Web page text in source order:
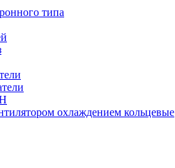
типа
охлаждением кольцевые